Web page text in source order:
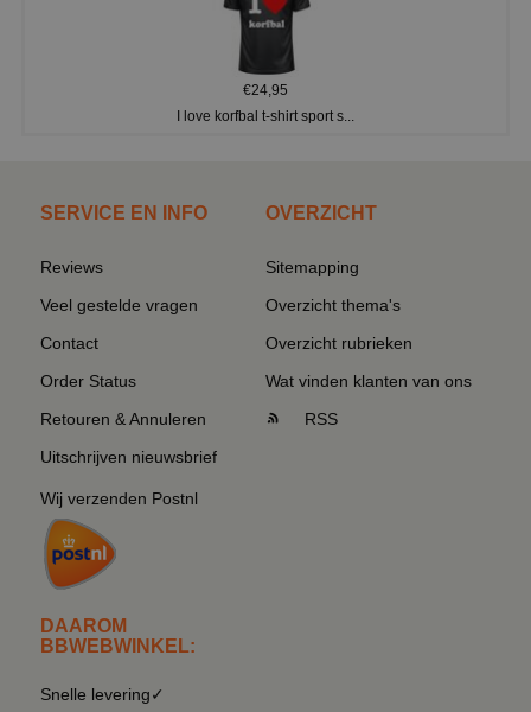
€24,95
I love korfbal t-shirt sport s...
SERVICE EN INFO
Reviews
Veel gestelde vragen
Contact
Order Status
Retouren & Annuleren
Uitschrijven nieuwsbrief
Wij verzenden Postnl
DAAROM
BBWEBWINKEL:
Snelle levering✓
OVERZICHT
Sitemapping
Overzicht thema's
Overzicht rubrieken
Wat vinden klanten van ons
RSS